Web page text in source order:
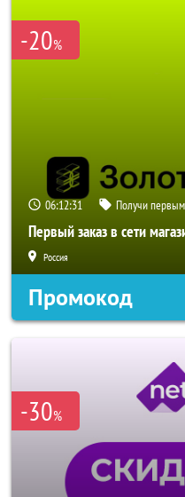
-20%
06:12:29 Получи
Первый заказ в сети
Россия
Промокод
-30%